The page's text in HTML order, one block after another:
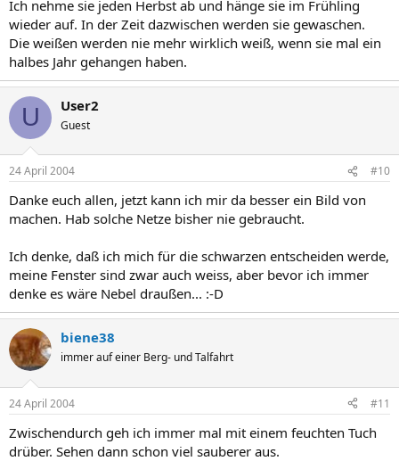
Ich nehme sie jeden Herbst ab und hänge sie im Frühling
wieder auf. In der Zeit dazwischen werden sie gewaschen.
Die weißen werden nie mehr wirklich weiß, wenn sie mal ein
halbes Jahr gehangen haben.
U User2
Guest
24 April 2004 #10
Danke euch allen, jetzt kann ich mir da besser ein Bild von
machen. Hab solche Netze bisher nie gebraucht.
Ich denke, daß ich mich für die schwarzen entscheiden werde,
meine Fenster sind zwar auch weiss, aber bevor ich immer
denke es wäre Nebel draußen... :-D
biene38
immer auf einer Berg- und Talfahrt
24 April 2004 #11
Zwischendurch geh ich immer mal mit einem feuchten Tuch
drüber. Sehen dann schon viel sauberer aus.